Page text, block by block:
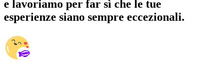
e lavoriamo per far sì che le tue
esperienze siano sempre eccezionali.